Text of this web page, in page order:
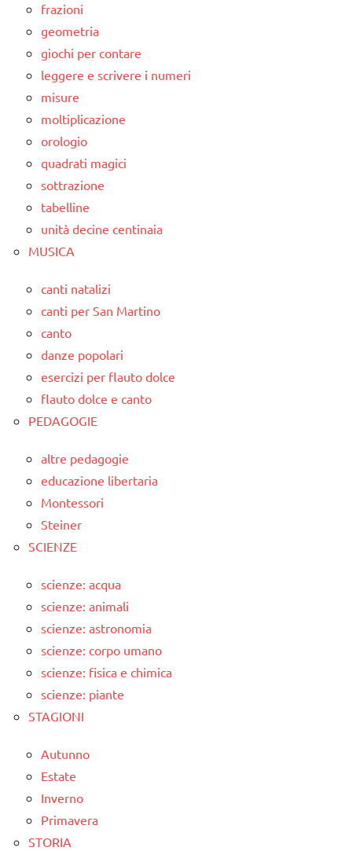
frazioni
geometria
giochi per contare
leggere e scrivere i numeri
misure
moltiplicazione
orologio
quadrati magici
sottrazione
tabelline
unità decine centinaia
MUSICA
canti natalizi
canti per San Martino
canto
danze popolari
esercizi per flauto dolce
flauto dolce e canto
PEDAGOGIE
altre pedagogie
educazione libertaria
Montessori
Steiner
SCIENZE
scienze: acqua
scienze: animali
scienze: astronomia
scienze: corpo umano
scienze: fisica e chimica
scienze: piante
STAGIONI
Autunno
Estate
Inverno
Primavera
STORIA